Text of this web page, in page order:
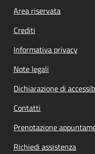
Footer menu
Area riservata
Crediti
Informativa privacy
Note legali
Dichiarazione di
Contatti
Prenotazione
Richiedi assistenza